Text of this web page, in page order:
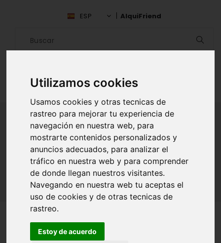
Utilizamos cookies
Usamos cookies y otras tecnicas de
rastreo para mejorar tu experiencia de
navegación en nuestra web, para
mostrarte contenidos personalizados y
anuncios adecuados, para analizar el
tráfico en nuestra web y para comprender
de donde llegan nuestros visitantes.
Navegando en nuestra web tu aceptas el
uso de cookies y de otras tecnicas de
rastreo.
Estoy de acuerdo
ESP AlquiFriend
ALQUILAR AMIGO
Inicio Amigos Madrid Elisa Corbacho